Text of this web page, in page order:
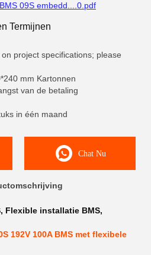
09S embedd....0.pdf
Termijnen
project specifications; please
mm Kartonnen
van de betaling
in één maand
Chat Nu
, Flexible installatie BMS,
192V 100A BMS met flexibele